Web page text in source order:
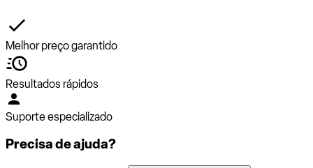
Melhor preço garantido
Resultados rápidos
Suporte especializado
Precisa de ajuda?